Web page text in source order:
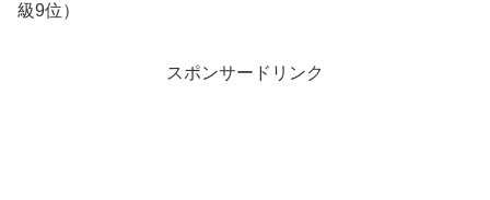
級9位）
スポンサードリンク